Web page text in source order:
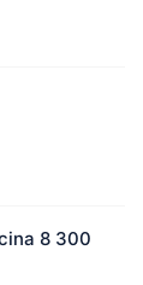
8 300